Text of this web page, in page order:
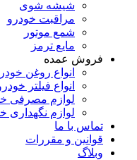
شیشه شوی
مراقبت خودرو
شمع موتور
مایع ترمز
فروش عمده
انواع روغن
انواع فیلتر
لوازم مصرفی
لوازم نگهداری
تماس با ما
قوانین و مقررات
وبلاگ